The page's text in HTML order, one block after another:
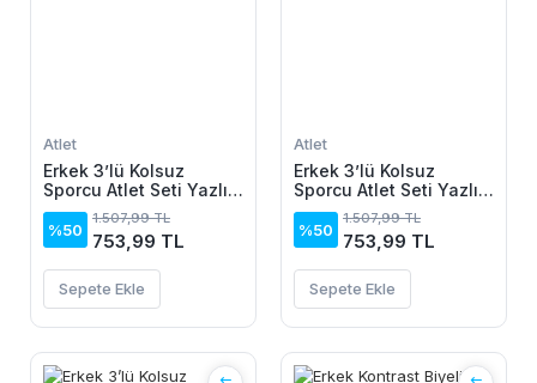
Atlet
Erkek 3’lü Kolsuz
Sporcu Atlet Seti Yazlık
Bisiklet Yaka - Siyah,
Kahverengi, Gri
%50
1.507,99 TL
753,99 TL
Sepete Ekle
Atlet
Erkek 3’lü Kolsuz
Sporcu Atlet Seti Yazlık
Bisiklet Yaka - Siyah,
Haki, Açık Mavi
%50
1.507,99 TL
753,99 TL
Sepete Ekle